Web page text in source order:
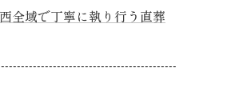
全域で丁寧に執り行う直葬